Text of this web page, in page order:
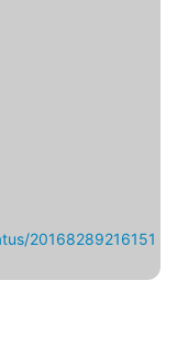
20168289216151